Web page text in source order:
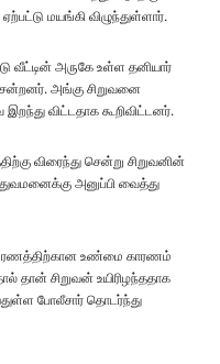
மயங்கி விழுந்துள்ளார்.
வீட்டின் அருகே உள்ள தனியார்
அங்கு சிறுவனை
விட்டதாக கூறிவிட்டனர்.
விரைந்து சென்று சிறுவனின்
அனுப்பி வைத்து
மரணத்திற்கான உண்மை காரணம்
தான் சிறுவன் உயிரிழந்ததாக
போலீசார் தொடர்ந்து